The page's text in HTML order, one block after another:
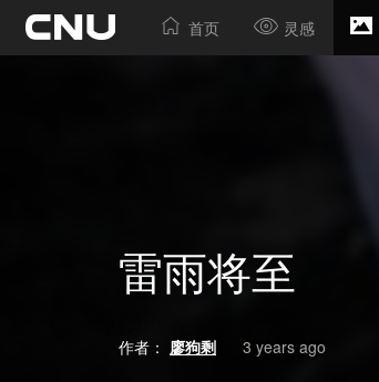
首页 灵感
雷雨将至
作者： 廖狗剩 3 years ago